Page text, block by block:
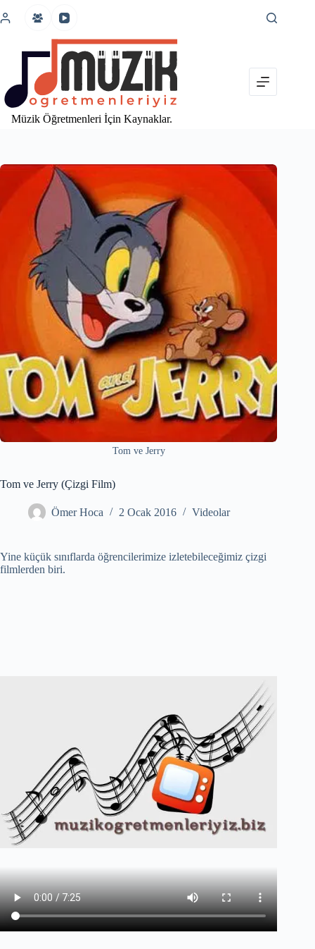
atla
Müzik Öğretmenleri İçin Kaynaklar.
Tom ve Jerry
Tom ve Jerry (Çizgi Film)
Ömer Hoca 2 Ocak 2016 Videolar
Yine küçük sınıflarda öğrencilerimize izletebileceğimiz çizgi
filmlerden biri.